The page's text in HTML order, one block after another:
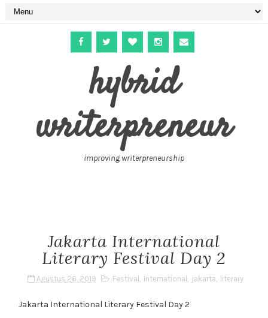
hybrid
writerpreneur
improving writerpreneurship
Jakarta International
Literary Festival Day 2
Agustus 26, 2019 Festival , International , jakarta, literary
Jakarta International Literary Festival Day 2